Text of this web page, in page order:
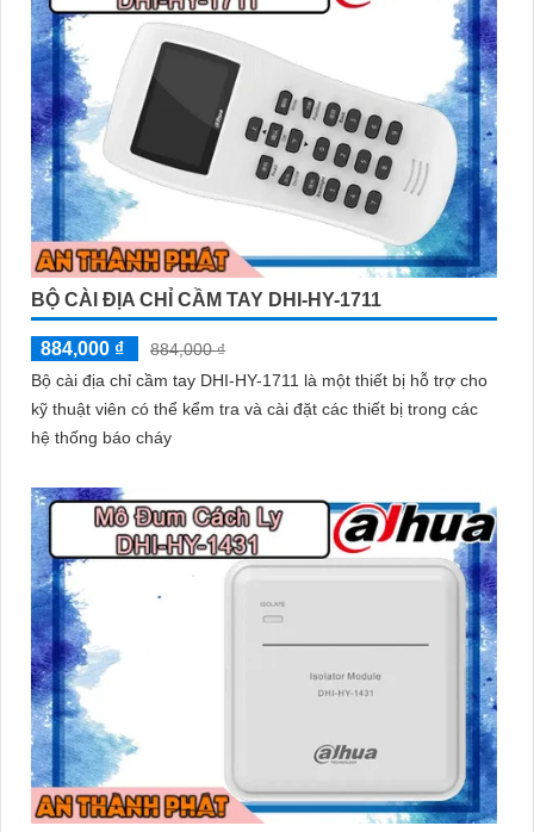
BỘ CÀI ĐỊA CHỈ CẦM TAY DHI-HY-1711
884,000 ₫
884,000 ₫
Bộ cài địa chỉ cầm tay DHI-HY-1711 là một thiết bị hỗ trợ cho
kỹ thuật viên có thể kểm tra và cài đặt các thiết bị trong các
hệ thống báo cháy